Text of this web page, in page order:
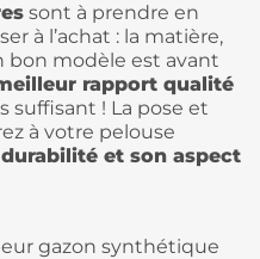
sont à prendre en
à l’achat : la matière,
bon modèle est avant
rapport qualité
suffisant ! La pose et
à votre pelouse
durabilité et son aspect
gazon synthétique